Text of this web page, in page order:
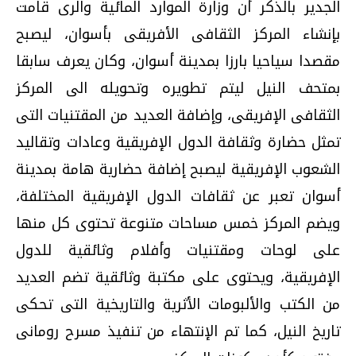
الجدير بالذكر أن وزارة الموارد المائية والرى قامت
بإنشاء المركز الثقافى الأفريقى بأسوان، ليصبح
مقصدا سياحيا بارزا بمدينة أسوان، وكان يعرف سابقا
بمتحف النيل ليتم تطويره وتحويله الى المركز
الثقافى الإفريقى، وإضافة العديد من المقتنيات التى
تمثل حضارة وثقافة الدول الإفريقية وعادات وتقاليد
الشعوب الإفريقية ليصبح إضافة حضارية هامة بمدينة
أسوان تعبر عن ثقافات الدول الإفريقية المختلفة،
ويضم المركز خمس مساحات متنوعة تحتوى كل منها
على لوحات ومقتنيات وأفلام وثائقية للدول
الإفريقية، ويحتوى على مكتبة وثائقية تضم العديد
من الكتب والألبومات الأثرية والتاريخية التى تحكى
تاريخ النيل، كما تم الإنتهاء من تنفيذ مسرح رومانى